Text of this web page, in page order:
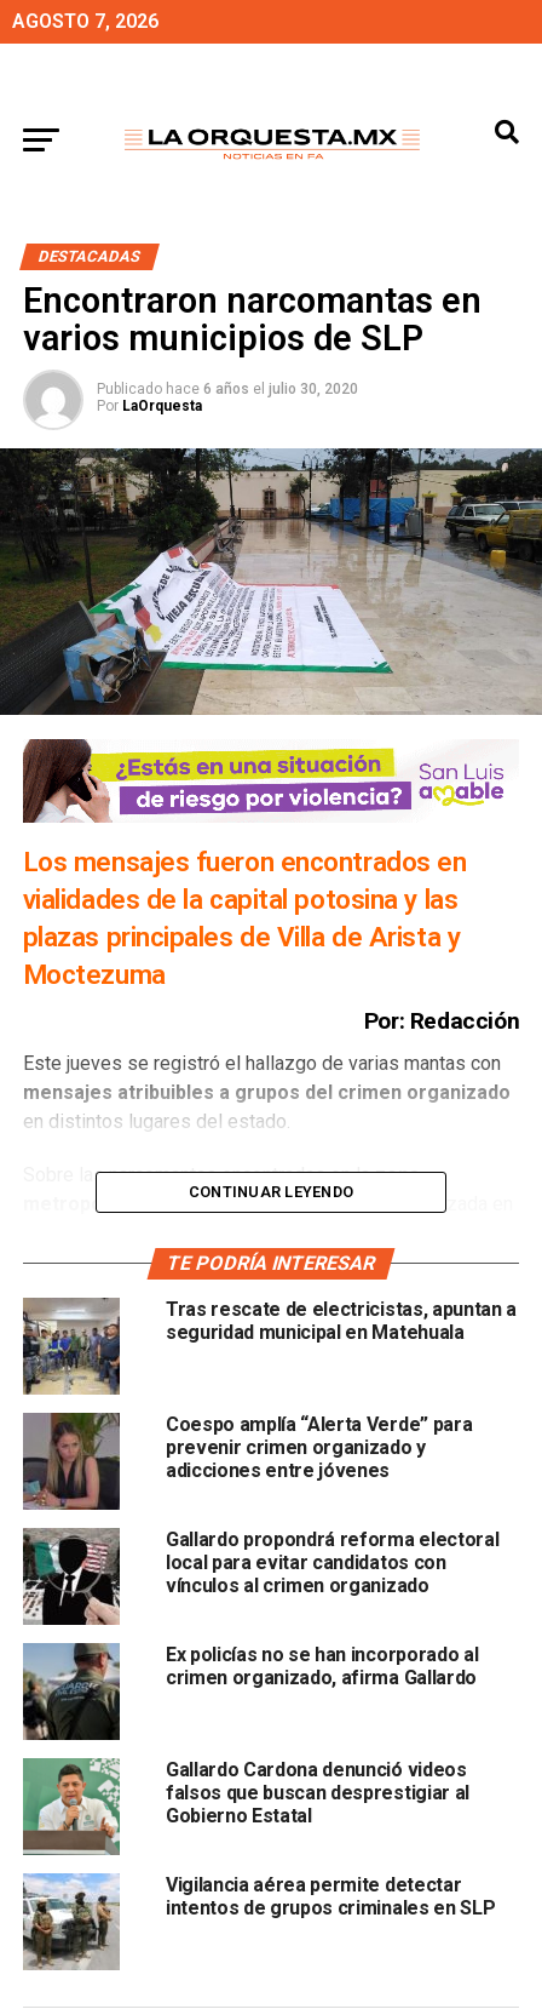
AGOSTO 7, 2026
DESTACADAS
Encontraron narcomantas en
varios municipios de SLP
Publicado hace 6 años el julio 30, 2020
Por LaOrquesta
Los mensajes fueron encontrados en
vialidades de la capital potosina y las
plazas principales de Villa de Arista y
Moctezuma
Por: Redacción
Este jueves se registró el hallazgo de varias mantas con
mensajes atribuibles a grupos del crimen organizado
en distintos lugares del estado.
Sobre las narcomantas encontradas en lazona
metropolitana de San Luis Potosí, una fue localizada en
sobre la carretera a Rioverde.
Además, otras mantas con el mismo mensaje fueron
encontradas en las plazas principales de los municipios
deMoctezuma y Villa de Arista
Cabe recordar que hace unas semanas también se
reportaron varias narcomantas en la capital potosina,
sobre el Anillo Periférico y la avenida Salvador Nava
Martínez.
También te puede interesar:Ejecutaron a 2 hombres en
la colonia Ponciano Arriaga, en SLP
ARTÍCULOS RELACIONADOS:
CRIMEN ORGANIZADO
NARCOMANTAS
SEGURIDAD EN SLP
SIGUIENTE
en Infonavit Morales
NO TE PIERDAS
En menos de 24 horas, incrementan 38% los casos
CONTINUAR LEYENDO
TE PODRÍA INTERESAR
Tras rescate de electricistas, apuntan a
seguridad municipal en Matehuala
Coespo amplía “Alerta Verde” para
prevenir crimen organizado y
adicciones entre jóvenes
Gallardo propondrá reforma electoral
local para evitar candidatos con
vínculos al crimen organizado
Ex policías no se han incorporado al
crimen organizado, afirma Gallardo
Gallardo Cardona denunció videos
falsos que buscan desprestigiar al
Gobierno Estatal
Vigilancia aérea permite detectar
intentos de grupos criminales en SLP